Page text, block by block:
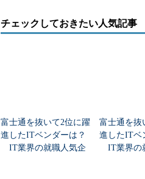
チェックしておきたい人気記事
富士通を抜いて2位に躍
進したITベンダーは？
IT業界の就職人気企
富士通を抜
進したITベ
IT業界の